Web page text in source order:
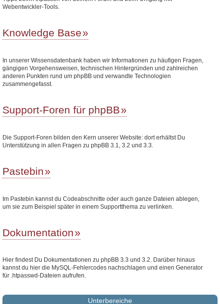
Webentwickler-Tools.
Knowledge Base
In unserer Wissensdatenbank haben wir Informationen zu häufigen Fragen,
gängigen Vorgehensweisen, technischen Hintergründen und zahlreichen
anderen Punkten rund um phpBB und verwandte Technologien
zusammengefasst.
Support-Foren für phpBB
Die Support-Foren bilden den Kern unserer Website: dort erhältst Du
Unterstützung in allen Fragen zu phpBB 3.1, 3.2 und 3.3.
Pastebin
Im Pastebin kannst du Codeabschnitte oder auch ganze Dateien ablegen,
um sie zum Beispiel später in einem Supportthema zu verlinken.
Dokumentation
Hier findest Du Dokumentationen zu phpBB 3.3 und 3.2. Darüber hinaus
kannst du hier die MySQL-Fehlercodes nachschlagen und einen Generator
für .htpasswd-Dateien aufrufen.
Unterbereiche